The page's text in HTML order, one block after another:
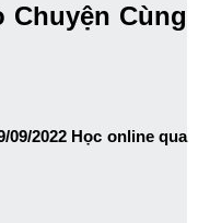
Chuyện Cùng
09/2022 Học online qua